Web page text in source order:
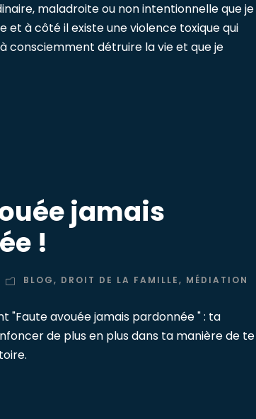
maladroite ou non intentionnelle que je
et à côté il existe une violence toxique qui
consciemment détruire la vie et que je
jamais
!
BLOG, DROIT DE LA FAMILLE, MÉDIATION
"Faute avouée jamais pardonnée " : ta
de plus en plus dans ta manière de te